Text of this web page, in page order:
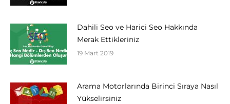
Dahili Seo ve Harici Seo Hakkında
Merak Ettikleriniz
19 Mart 2019
Arama Motorlarında Birinci Sıraya Nasıl
Yükselirsiniz